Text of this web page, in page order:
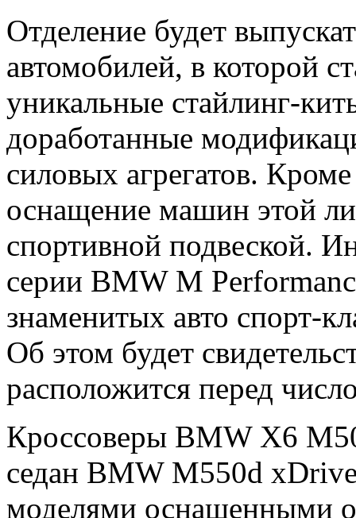
Отделение будет
автомобилей, в которой
уникальные стайлинг-
доработанные
силовых агрегатов.
оснащение машин этой
спортивной подвеской.
серии BMW M
знаменитых авто спорт-
Об этом будет
расположится перед
Кроссоверы BMW X6
седан BMW M550d
моделями оснащенными